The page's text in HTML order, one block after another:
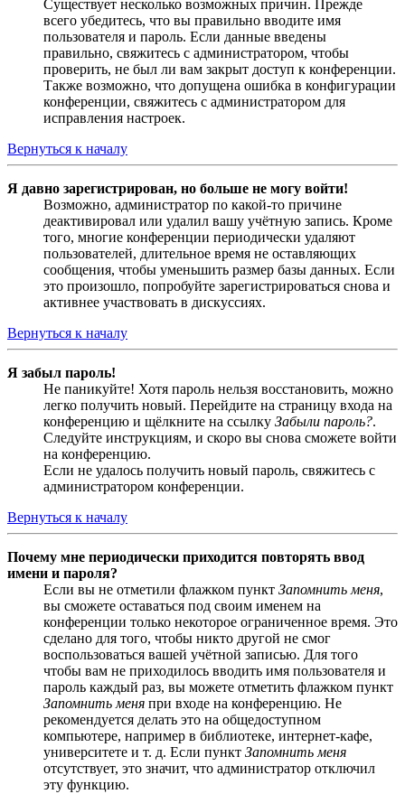
Существует несколько возможных причин. Прежде
всего убедитесь, что вы правильно вводите имя
пользователя и пароль. Если данные введены
правильно, свяжитесь с администратором, чтобы
проверить, не был ли вам закрыт доступ к конференции.
Также возможно, что допущена ошибка в конфигурации
конференции, свяжитесь с администратором для
исправления настроек.
Вернуться к началу
Я давно зарегистрирован, но больше не могу войти!
Возможно, администратор по какой-то причине
деактивировал или удалил вашу учётную запись. Кроме
того, многие конференции периодически удаляют
пользователей, длительное время не оставляющих
сообщения, чтобы уменьшить размер базы данных. Если
это произошло, попробуйте зарегистрироваться снова и
активнее участвовать в дискуссиях.
Вернуться к началу
Я забыл пароль!
Не паникуйте! Хотя пароль нельзя восстановить, можно
легко получить новый. Перейдите на страницу входа на
конференцию и щёлкните на ссылку Забыли пароль?.
Следуйте инструкциям, и скоро вы снова сможете войти
на конференцию.
Если не удалось получить новый пароль, свяжитесь с
администратором конференции.
Вернуться к началу
Почему мне периодически приходится повторять ввод
имени и пароля?
Если вы не отметили флажком пункт Запомнить меня,
вы сможете оставаться под своим именем на
конференции только некоторое ограниченное время. Это
сделано для того, чтобы никто другой не смог
воспользоваться вашей учётной записью. Для того
чтобы вам не приходилось вводить имя пользователя и
пароль каждый раз, вы можете отметить флажком пункт
Запомнить меня при входе на конференцию. Не
рекомендуется делать это на общедоступном
компьютере, например в библиотеке, интернет-кафе,
университете и т. д. Если пункт Запомнить меня
отсутствует, это значит, что администратор отключил
эту функцию.